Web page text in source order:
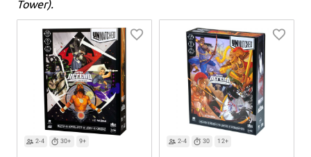
Tower).
2-4 30+ 9+ 2-4 30 12+